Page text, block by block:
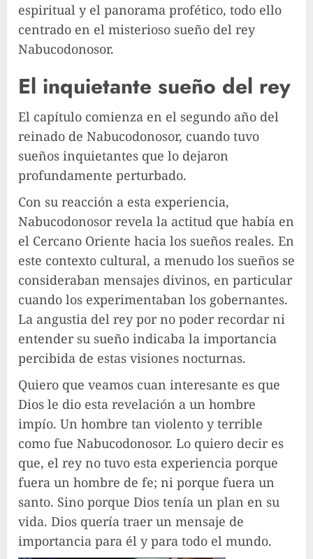
espiritual y el panorama profético, todo ello
centrado en el misterioso sueño del rey
Nabucodonosor.
El inquietante sueño del rey
El capítulo comienza en el segundo año del
reinado de Nabucodonosor, cuando tuvo
sueños inquietantes que lo dejaron
profundamente perturbado.
Con su reacción a esta experiencia,
Nabucodonosor revela la actitud que había en
el Cercano Oriente hacia los sueños reales. En
este contexto cultural, a menudo los sueños se
consideraban mensajes divinos, en particular
cuando los experimentaban los gobernantes.
La angustia del rey por no poder recordar ni
entender su sueño indicaba la importancia
percibida de estas visiones nocturnas.
Quiero que veamos cuan interesante es que
Dios le dio esta revelación a un hombre
impío. Un hombre tan violento y terrible
como fue Nabucodonosor. Lo quiero decir es
que, el rey no tuvo esta experiencia porque
fuera un hombre de fe; ni porque fuera un
santo. Sino porque Dios tenía un plan en su
vida. Dios quería traer un mensaje de
importancia para él y para todo el mundo.